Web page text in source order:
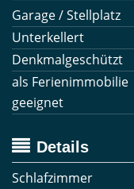
Garage / Stellplatz
Unterkellert
Denkmalgeschützt
als Ferienimmobilie
geeignet
Details
Schlafzimmer